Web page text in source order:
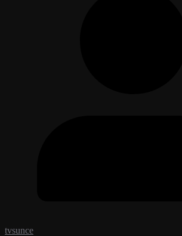
tvsunce